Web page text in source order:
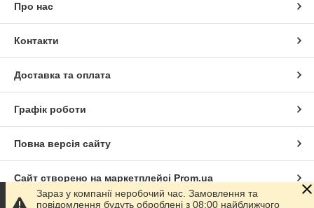
Про нас
Контакти
Доставка та оплата
Графік роботи
Повна версія сайту
Сайт створено на маркетплейсі Prom.ua
Зараз у компанії неробочий час. Замовлення та
повідомлення будуть оброблені з 08:00 найближчого